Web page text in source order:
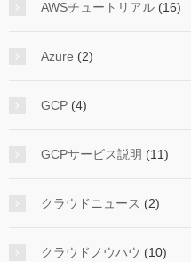
AWSチュートリアル (16)
Azure (2)
GCP (4)
GCPサービス説明 (11)
クラウドニュース (2)
クラウドノウハウ (10)